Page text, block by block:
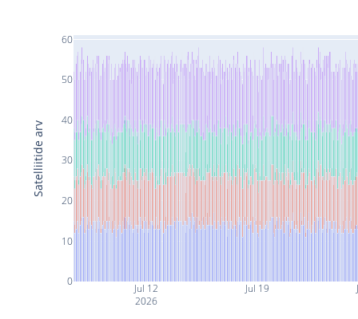
Jul 12
2026
Jul 19
0
10
20
30
40
50
60
Satelliitide arv